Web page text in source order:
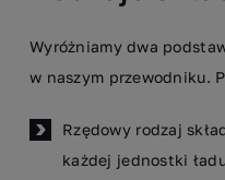
Wyróżniamy dwa
w naszym przewodniku.
Rzędowy rodzaj
każdej jednostki